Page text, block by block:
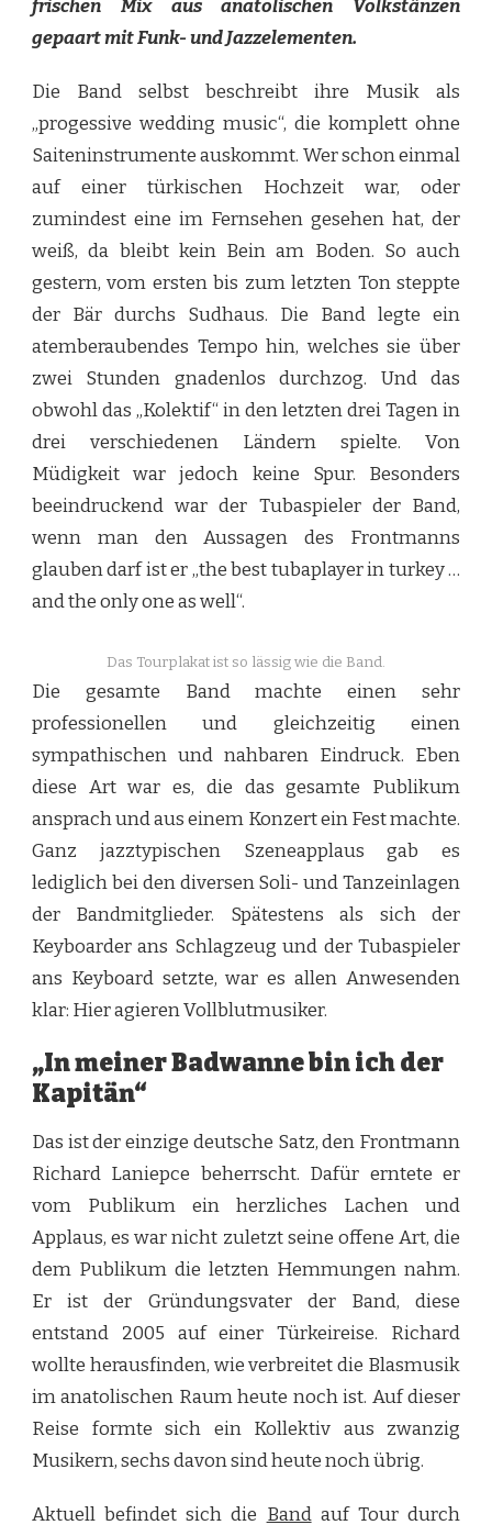
frischen Mix aus anatolischen Volkstänzen
gepaart mit Funk- und Jazzelementen.
Die Band selbst beschreibt ihre Musik als
„progessive wedding music“, die komplett ohne
Saiteninstrumente auskommt. Wer schon einmal
auf einer türkischen Hochzeit war, oder
zumindest eine im Fernsehen gesehen hat, der
weiß, da bleibt kein Bein am Boden. So auch
gestern, vom ersten bis zum letzten Ton steppte
der Bär durchs Sudhaus. Die Band legte ein
atemberaubendes Tempo hin, welches sie über
zwei Stunden gnadenlos durchzog. Und das
obwohl das „Kolektif“ in den letzten drei Tagen in
drei verschiedenen Ländern spielte. Von
Müdigkeit war jedoch keine Spur. Besonders
beeindruckend war der Tubaspieler der Band,
wenn man den Aussagen des Frontmanns
glauben darf ist er „the best tubaplayer in turkey …
and the only one as well“.
Das Tourplakat ist so lässig wie die Band.
Die gesamte Band machte einen sehr
professionellen und gleichzeitig einen
sympathischen und nahbaren Eindruck. Eben
diese Art war es, die das gesamte Publikum
ansprach und aus einem Konzert ein Fest machte.
Ganz jazztypischen Szeneapplaus gab es
lediglich bei den diversen Soli- und Tanzeinlagen
der Bandmitglieder. Spätestens als sich der
Keyboarder ans Schlagzeug und der Tubaspieler
ans Keyboard setzte, war es allen Anwesenden
klar: Hier agieren Vollblutmusiker.
„In meiner Badwanne bin ich der
Kapitän“
Das ist der einzige deutsche Satz, den Frontmann
Richard Laniepce beherrscht. Dafür erntete er
vom Publikum ein herzliches Lachen und
Applaus, es war nicht zuletzt seine offene Art, die
dem Publikum die letzten Hemmungen nahm.
Er ist der Gründungsvater der Band, diese
entstand 2005 auf einer Türkeireise. Richard
wollte herausfinden, wie verbreitet die Blasmusik
im anatolischen Raum heute noch ist. Auf dieser
Reise formte sich ein Kollektiv aus zwanzig
Musikern, sechs davon sind heute noch übrig.
Aktuell befindet sich die Bandauf Tour durch